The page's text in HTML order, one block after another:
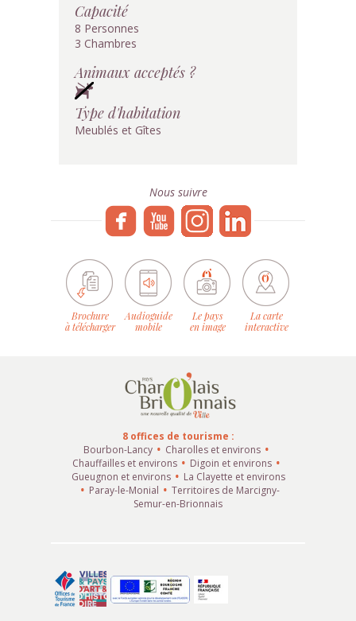
Capacité
8 Personnes
3 Chambres
Animaux acceptés ?
Type d'habitation
Meublés et Gîtes
Nous suivre
Brochure
à télécharger
Audioguide
mobile
Le pays
en image
La carte
interactive
8 offices de tourisme :
Bourbon-Lancy
Charolles et environs
Chauffailles et environs
Digoin et environs
Gueugnon et environs
La Clayette et environs
Paray-le-Monial
Territoires de Marcigny-
Semur-en-Brionnais